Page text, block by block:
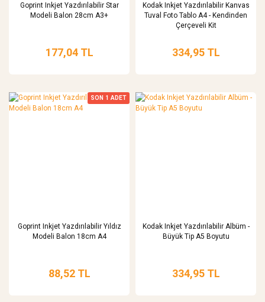
Goprint Inkjet Yazdırılabilir Star
Modeli Balon 28cm A3+
177,04 TL
Kodak Inkjet Yazdırılabilir Kanvas
Tuval Foto Tablo A4 - Kendinden
Çerçeveli Kit
334,95 TL
SON 1 ADET
Goprint Inkjet Yazdırılabilir Yıldız
Modeli Balon 18cm A4
88,52 TL
Kodak Inkjet Yazdırılabilir Albüm -
Büyük Tip A5 Boyutu
334,95 TL